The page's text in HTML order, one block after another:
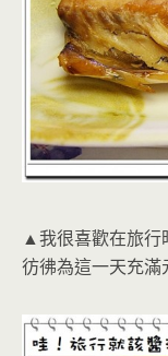
▲我很喜歡在旅行
彷彿為這一天充滿